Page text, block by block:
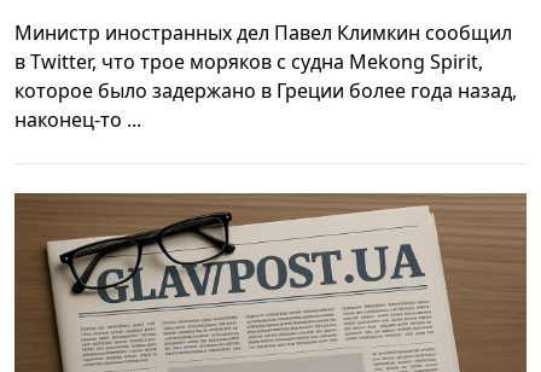
Министр иностранных дел Павел Климкин сообщил
в Twitter, что трое моряков с судна Mekong Spirit,
которое было задержано в Греции более года назад,
наконец-то ...